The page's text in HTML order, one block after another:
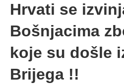
Hrvati se
Bošnjacima
koje su došle
Brijega !!